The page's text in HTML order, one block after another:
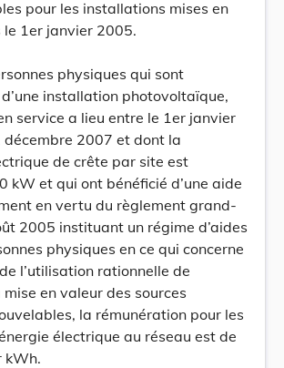
pour les installations mises en
le 1er janvier 2005.
physiques qui sont
installation photovoltaïque,
service a lieu entre le 1er janvier
2007 et dont la
de crête par site est
kW et qui ont bénéficié d’une aide
en vertu du règlement grand-
2005 instituant un régime d’aides
physiques en ce qui concerne
l’utilisation rationnelle de
mise en valeur des sources
la rémunération pour les
électrique au réseau est de
kWh.